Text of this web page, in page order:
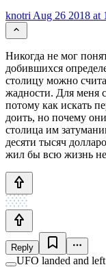
knotri Aug 26 2018 at
Никогда не мог
добившихся
столицу можно
жадности. Для меня
потому как искать
доить, но почему
столица им
десяти тысяч
жил бы всю жизнь
Reply
UFO landed and